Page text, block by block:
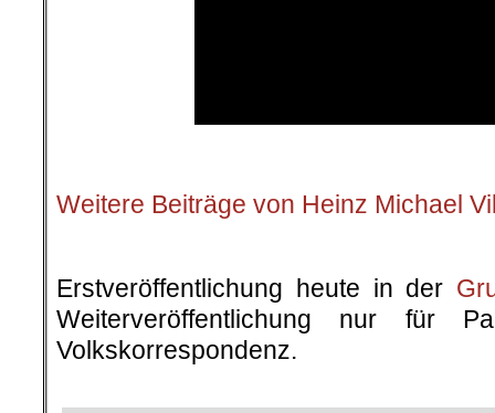
Weitere Beiträge von Heinz Michael
Erstveröffentlichung heute in der
Weiterveröffentlichung nur für
Volkskorrespondenz.